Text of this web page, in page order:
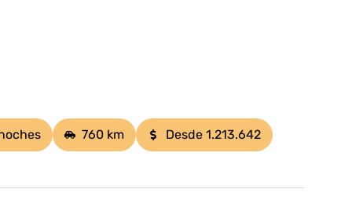
760 km Desde 1.213.642